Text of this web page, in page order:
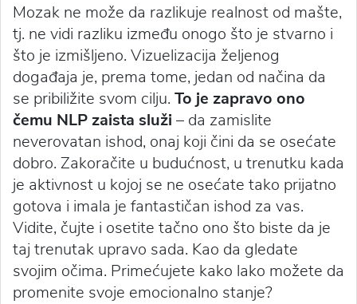
Mozak ne može da razlikuje realnost od mašte,
tj. ne vidi razliku između onogo što je stvarno i
što je izmišljeno. Vizuelizacija željenog
događaja je, prema tome, jedan od načina da
se pribiližite svom cilju. To je zapravo ono
čemu NLP zaista služi – da zamislite
neverovatan ishod, onaj koji čini da se osećate
dobro. Zakoračite u budućnost, u trenutku kada
je aktivnost u kojoj se ne osećate tako prijatno
gotova i imala je fantastičan ishod za vas.
Vidite, čujte i osetite tačno ono što biste da je
taj trenutak upravo sada. Kao da gledate
svojim očima. Primećujete kako lako možete da
promenite svoje emocionalno stanje?